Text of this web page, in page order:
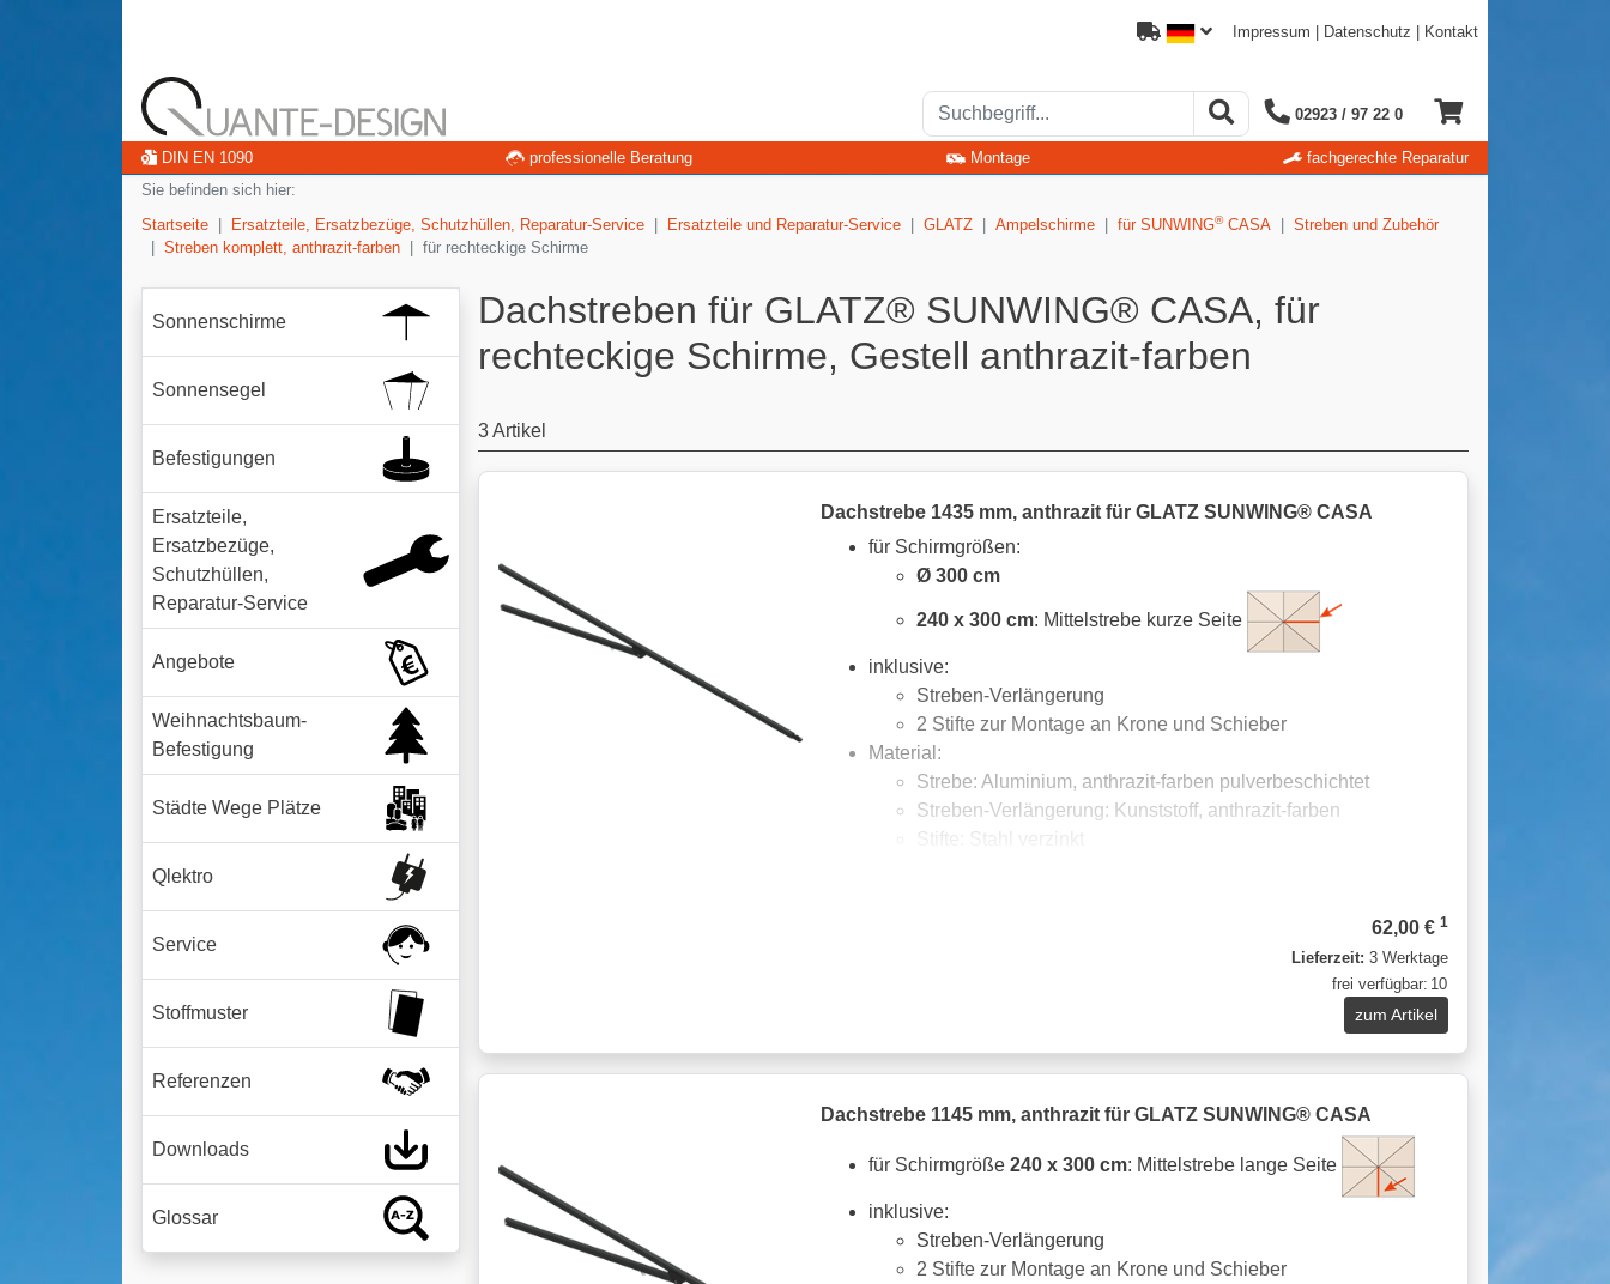
Impressum Datenschutz Kontakt
02923 / 97 22 0
DIN EN 1090 professionelle Beratung Montage
fachgerechte Reparatur
Sie befinden sich hier:
Startseite
Ersatzteile, Ersatzbezüge, Schutzhüllen, Reparatur-Service Ersatzteile und Reparatur-Service GLATZ Ampelschirme für SUNWING®CASA
Streben und Zubehör
Streben komplett, anthrazit-farben
für rechteckige Schirme
Sonnenschirme
Sonnensegel
Befestigungen
Ersatzteile,
Ersatzbezüge,
Schutzhüllen,
Reparatur-Service
Angebote
Weihnachtsbaum-
Befestigung
Städte Wege Plätze
Qlektro
Service
Stoffmuster
Referenzen
Downloads
Glossar
Dachstreben für GLATZ® SUNWING® CASA, für
rechteckige Schirme, Gestell anthrazit-farben
3 Artikel
Dachstrebe 1435 mm, anthrazit für GLATZ SUNWING® CASA
für Schirmgrößen:
Ø 300 cm
240 x 300 cm: Mittelstrebe kurze Seite
inklusive:
Streben-Verlängerung
2 Stifte zur Montage an Krone und Schieber
Material:
Strebe: Aluminium, anthrazit-farben pulverbeschichtet
Streben-Verlängerung: Kunststoff, anthrazit-farben
Stifte: Stahl verzinkt
62,00 € 1
Lieferzeit: 3 Werktage
frei verfügbar: 10
zum Artikel
Dachstrebe 1145 mm, anthrazit für GLATZ SUNWING® CASA
für Schirmgröße240 x 300 cm: Mittelstrebe lange Seite
inklusive:
Streben-Verlängerung
2 Stifte zur Montage an Krone und Schieber